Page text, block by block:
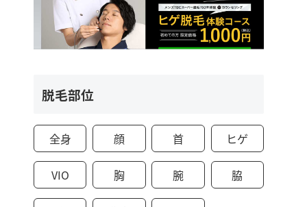
脱毛部位
全身 顔 首 ヒゲ
VIO 胸 腕 脇